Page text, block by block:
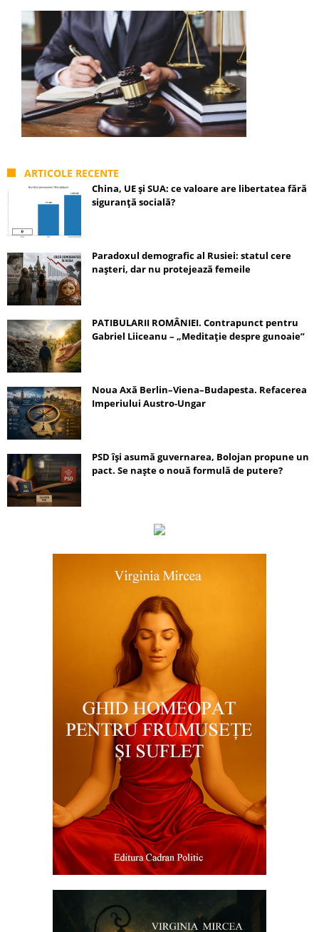
ARTICOLE RECENTE
China, UE și SUA: ce valoare are libertatea fără
siguranță socială?
Paradoxul demografic al Rusiei: statul cere
nașteri, dar nu protejează femeile
PATIBULARII ROMÂNIEI. Contrapunct pentru
Gabriel Liiceanu – „Meditație despre gunoaie”
Noua Axă Berlin–Viena–Budapesta. Refacerea
Imperiului Austro-Ungar
PSD își asumă guvernarea, Bolojan propune un
pact. Se naște o nouă formulă de putere?